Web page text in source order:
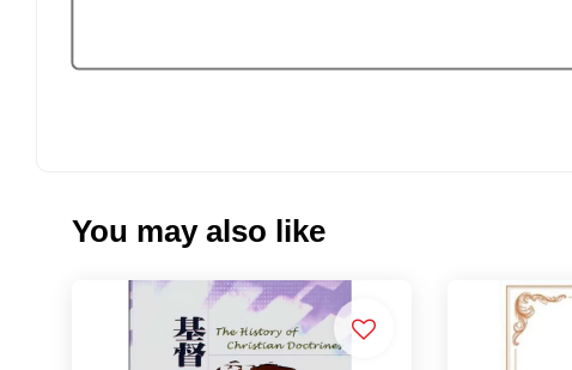
You may also like